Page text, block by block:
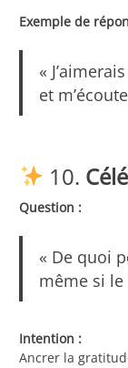
Exemple de
«
et
10.
Question :
« De quoi
même si le
Intention :
Ancrer la